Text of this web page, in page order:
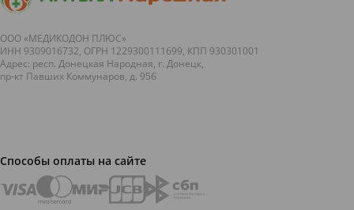
ООО «МЕДИКОДОН ПЛЮС»
ИНН 9309016732, ОГРН 1229300111699, КПП 930301001
Адрес: респ. Донецкая Народная, г. Донецк,
пр-кт Павших Коммунаров, д. 95б
Способы оплаты на сайте